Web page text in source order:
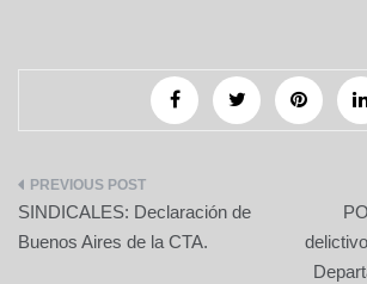
Navegación
de
SINDICALES: Declaración de
Buenos Aires de la CTA.